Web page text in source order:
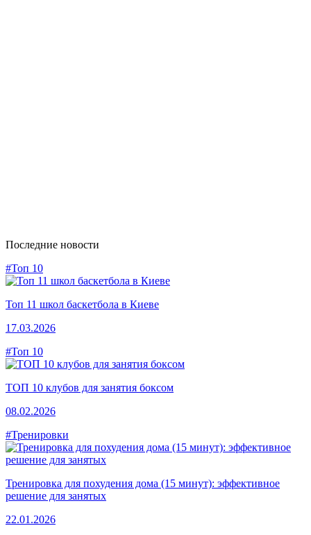
Последние новости
#Топ 10
Топ 11 школ баскетбола в Киеве
17.03.2026
#Топ 10
ТОП 10 клубов для занятия боксом
08.02.2026
#Тренировки
Тренировка для похудения дома (15 минут): эффективное
решение для занятых
22.01.2026